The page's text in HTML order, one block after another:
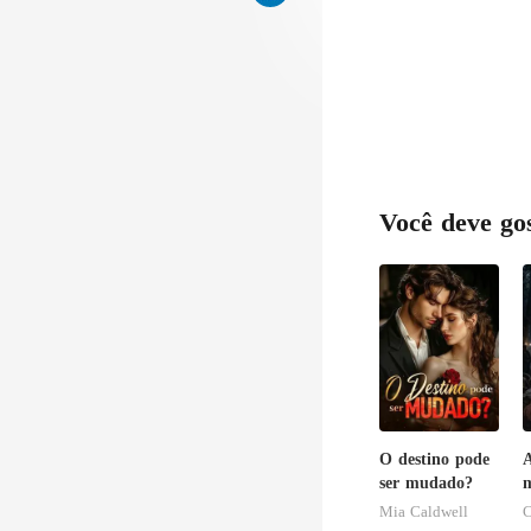
Você deve
O destino pode
ser mudado?
Mia Caldwell